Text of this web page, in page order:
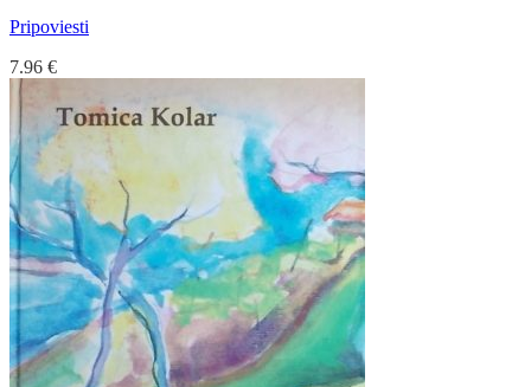
Pripoviesti
7.96 €